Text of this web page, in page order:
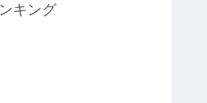
キング